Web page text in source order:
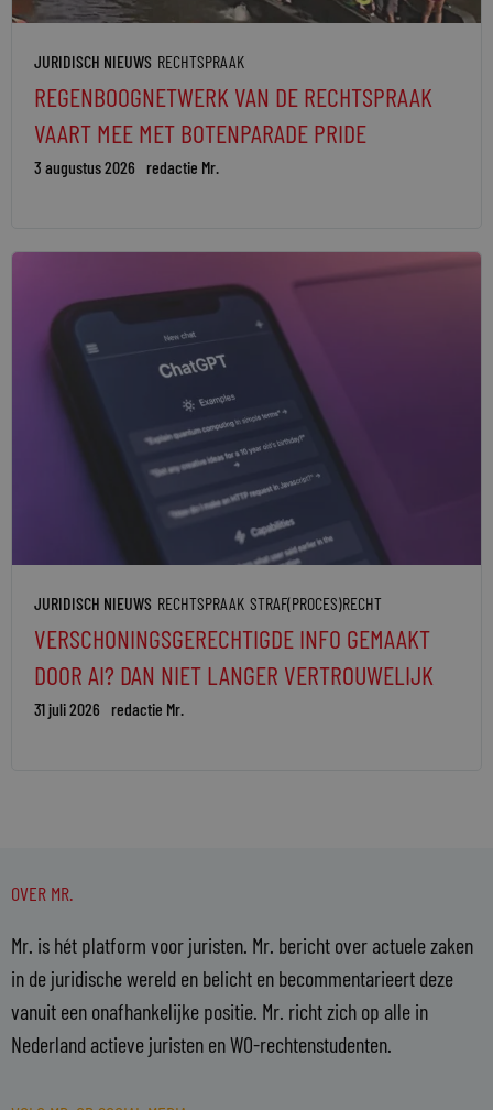
JURIDISCH NIEUWS RECHTSPRAAK
REGENBOOGNETWERK VAN DE RECHTSPRAAK
VAART MEE MET BOTENPARADE PRIDE
3 augustus 2026 redactie Mr.
JURIDISCH NIEUWS RECHTSPRAAK STRAF(PROCES)RECHT
VERSCHONINGSGERECHTIGDE INFO GEMAAKT
DOOR AI? DAN NIET LANGER VERTROUWELIJK
31 juli 2026 redactie Mr.
OVER MR.
Mr. is hét platform voor juristen. Mr. bericht over actuele zaken
in de juridische wereld en belicht en becommentarieert deze
vanuit een onafhankelijke positie. Mr. richt zich op alle in
Nederland actieve juristen en WO-rechtenstudenten.